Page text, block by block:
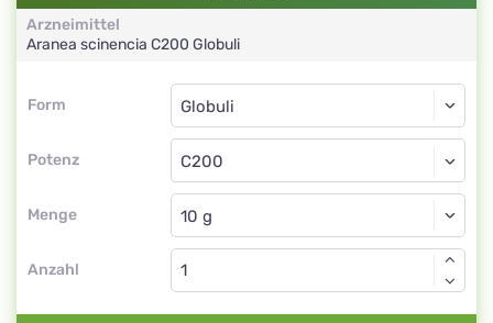
Arzneimittel
Aranea scinencia C200 Globuli
Form
Form
Potenz
Globuli
C200
Menge
Globuli
Anzahl